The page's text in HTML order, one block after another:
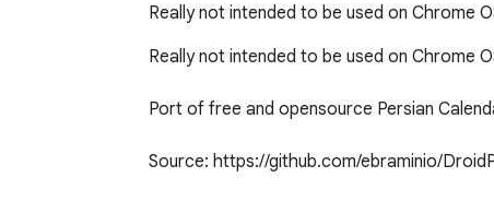
Really not intended to be used on Chrome
Really not intended to be used on Chrome
Port of free and opensource Persian
Source: https://github.com/ebraminio/